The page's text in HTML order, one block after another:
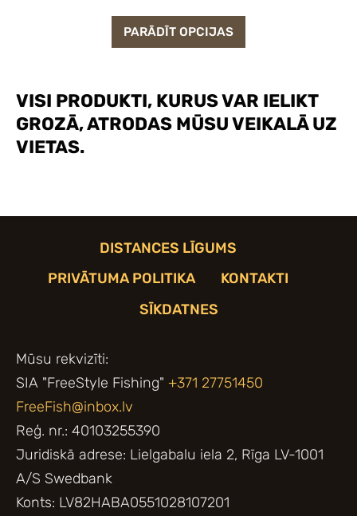
VISI PRODUKTI, KURUS VAR IELIKT
GROZĀ, ATRODAS MŪSU VEIKALĀ UZ
VIETAS.
PARĀDĪT OPCIJAS
DISTANCES LĪGUMS
PRIVĀTUMA POLITIKA
KONTAKTI
SĪKDATNES
Mūsu rekvizīti:
SIA "FreeStyle Fishing" +371 27751450
FreeFish@inbox.lv
Reģ. nr.: 40103255390
Juridiskā adrese: Lielgabalu iela 2, Rīga LV-1001
A/S Swedbank
Konts: LV82HABA0551028107201